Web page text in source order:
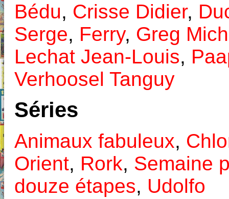
Bédu, Crisse Didier,
Serge, Ferry, Greg
Lechat Jean-Louis,
Verhoosel Tanguy
Séries
Animaux fabuleux,
Orient, Rork, Semaine
douze étapes, Udolfo